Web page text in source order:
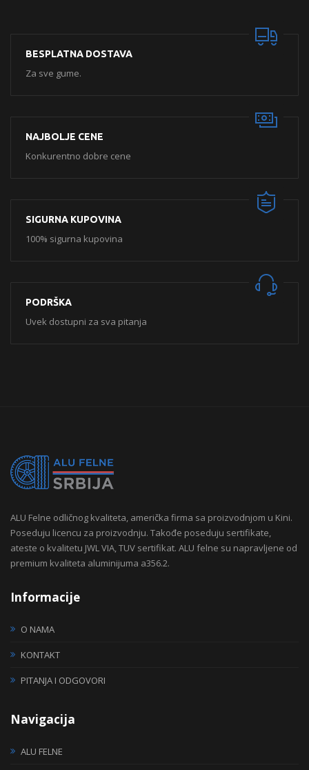
BESPLATNA DOSTAVA
Za sve gume.
NAJBOLJE CENE
Konkurentno dobre cene
SIGURNA KUPOVINA
100% sigurna kupovina
PODRŠKA
Uvek dostupni za sva pitanja
ALU Felne odličnog kvaliteta, američka firma sa proizvodnjom u Kini.
Poseduju licencu za proizvodnju. Takođe poseduju sertifikate,
ateste o kvalitetu JWL VIA, TUV sertifikat. ALU felne su napravljene od
premium kvaliteta aluminijuma a356.2.
Informacije
O NAMA
KONTAKT
PITANJA I ODGOVORI
Navigacija
ALU FELNE